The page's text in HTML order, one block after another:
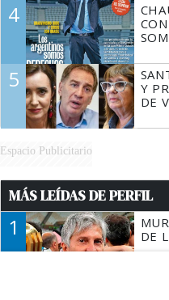
4
5
Y
DE
Espacio Publicitario
MÁS LEÍDAS DE PERFIL
1
DE